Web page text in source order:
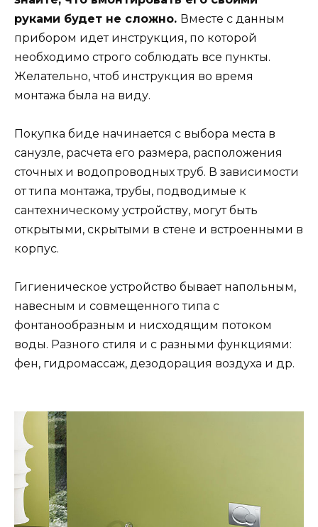
руками будет не сложно. Вместе с данным
прибором идет инструкция, по которой
необходимо строго соблюдать все пункты.
Желательно, чтоб инструкция во время
монтажа была на виду.
Покупка биде начинается с выбора места в
санузле, расчета его размера, расположения
сточных и водопроводных труб. В зависимости
от типа монтажа, трубы, подводимые к
сантехническому устройству, могут быть
открытыми, скрытыми в стене и встроенными в
корпус.
Гигиеническое устройство бывает напольным,
навесным и совмещенного типа с
фонтанообразным и нисходящим потоком
воды. Разного стиля и с разными функциями:
фен, гидромассаж, дезодорация воздуха и др.